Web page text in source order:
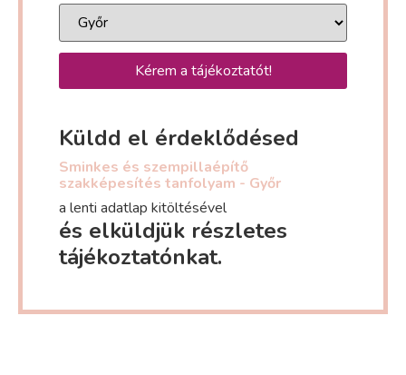
Kérem a tájékoztatót!
Küldd el érdeklődésed
Sminkes és szempillaépítő
szakképesítés tanfolyam - Győr
a lenti adatlap kitöltésével
és elküldjük részletes
tájékoztatónkat.